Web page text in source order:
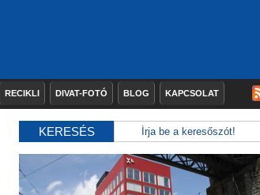
RECIKLI DIVAT-FOTÓ BLOG KAPCSOLAT
KERESÉS